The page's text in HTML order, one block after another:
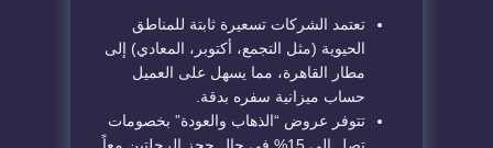
​تعتمد الشركات تسعيرة ثابتة للمناطق
الحيوية (مثل التجمع، أكتوبر، المعادي) إلى
مطار القاهرة، مما يسهل على العميل
حساب ميزانية سفره بدقة.
​تتوفر عروض “الذهاب والعودة” بخصومات